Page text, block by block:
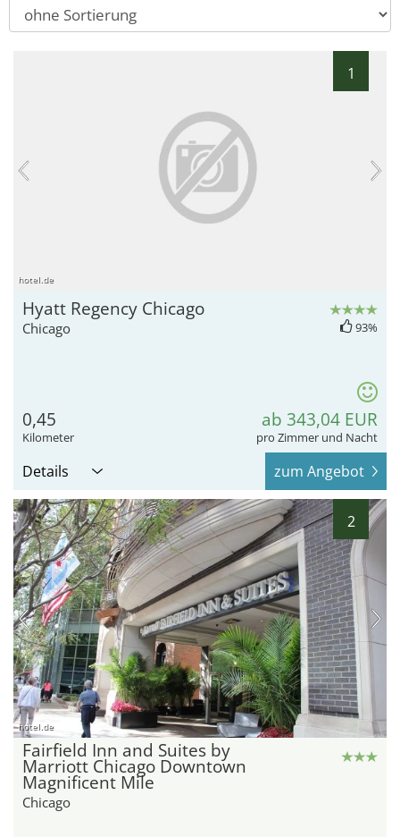
1
hotel.de
Hyatt Regency Chicago
Chicago 93%
0,45
Kilometer
ab 343,04 EUR
pro Zimmer und Nacht
Details zum Angebot
2
hotel.de
Fairfield Inn and Suites by
Marriott Chicago Downtown
Magnificent Mile
Chicago